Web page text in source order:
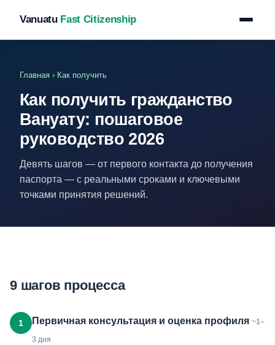
Vanuatu Fast Citizenship
Главная › Как получить
Как получить гражданство
Вануату: пошаговое
руководство 2026
Девять шагов — от первого контакта до получения
паспорта — с реальными сроками и ключевыми
точками принятия решений.
9 шагов процесса
1 Первичная консультация и оценка профиля ~1–
3 дня